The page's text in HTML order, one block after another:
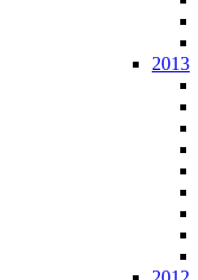
2013